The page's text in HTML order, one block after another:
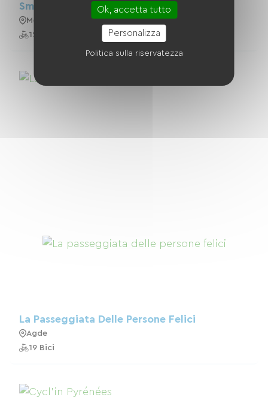
Smile-Ebike
Montpellier
12 Bici
La Passeggiata Delle Persone Felici
Agde
19 Bici
Ok, accetta tutto
Personalizza
Politica sulla riservatezza